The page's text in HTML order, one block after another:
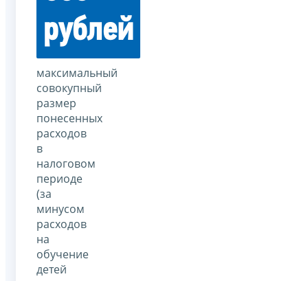
рублей
максимальный
совокупный
размер
понесенных
расходов
в
налоговом
периоде
(за
минусом
расходов
на
обучение
детей